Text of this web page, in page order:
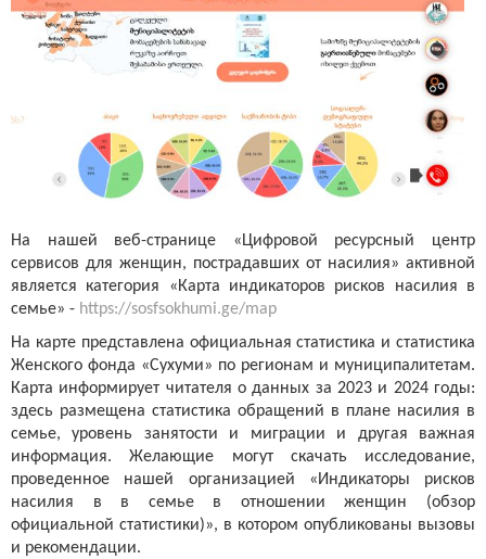
На нашей веб-странице «Цифровой ресурсный центр
сервисов для женщин, пострадавших от насилия» активной
является категория «Карта индикаторов рисков насилия в
семье» - https://sosfsokhumi.ge/map
На карте представлена ​​официальная статистика и статистика
Женского фонда «Сухуми» по регионам и муниципалитетам.
Карта информирует читателя о данных за 2023 и 2024 годы:
здесь размещена статистика обращений в плане насилия в
семье, уровень занятости и миграции и другая важная
информация. Желающие могут скачать исследование,
проведенное нашей организацией «Индикаторы рисков
насилия в в семье в отношении женщин (обзор
официальной статистики)», в котором опубликованы вызовы
и рекомендации.